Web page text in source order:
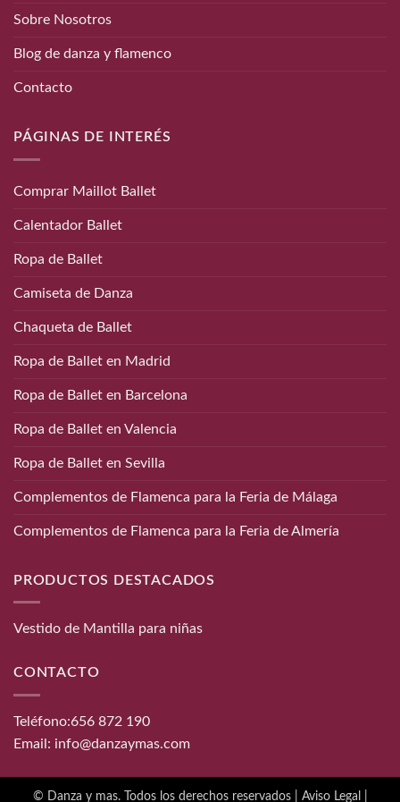
Sobre Nosotros
Blog de danza y flamenco
Contacto
PÁGINAS DE INTERÉS
Comprar Maillot Ballet
Calentador Ballet
Ropa de Ballet
Camiseta de Danza
Chaqueta de Ballet
Ropa de Ballet en Madrid
Ropa de Ballet en Barcelona
Ropa de Ballet en Valencia
Ropa de Ballet en Sevilla
Complementos de Flamenca para la Feria de Málaga
Complementos de Flamenca para la Feria de Almería
PRODUCTOS DESTACADOS
Vestido de Mantilla para niñas
CONTACTO
Teléfono:656 872 190
Email: info@danzaymas.com
© Danza y mas. Todos los derechos reservados | Aviso Legal